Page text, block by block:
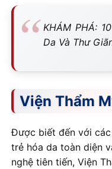
KHÁM PHÁ: 10
Da Và Thư
Viện Thẩm
Được biết đến với
trẻ hóa da toàn diện
nghệ tiên tiến, Viện